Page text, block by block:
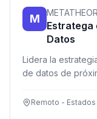
M
Estratega
Datos
Lidera la
de datos de
millones de
Remoto -